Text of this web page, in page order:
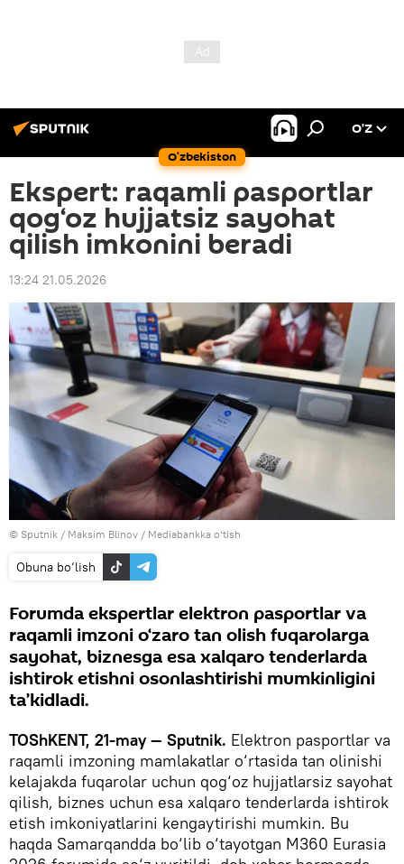
O‘zbekiston
O’Z
Ekspert: raqamli pasportlar
qog‘oz hujjatsiz sayohat
qilish imkonini beradi
13:24 21.05.2026
© Sputnik / Maksim Blinov / Mediabankka o‘tish
Obuna bo‘lish
Forumda ekspertlar elektron pasportlar va
raqamli imzoni o‘zaro tan olish fuqarolarga
sayohat, biznesga esa xalqaro tenderlarda
ishtirok etishni osonlashtirishi mumkinligini
ta’kidladi.
TOShKENT, 21-may — Sputnik. Elektron pasportlar va
raqamli imzoning mamlakatlar o‘rtasida tan olinishi
kelajakda fuqarolar uchun qog‘oz hujjatlarsiz sayohat
qilish, biznes uchun esa xalqaro tenderlarda ishtirok
etish imkoniyatlarini kengaytirishi mumkin. Bu
haqda Samarqandda bo‘lib o‘tayotgan M360 Eurasia